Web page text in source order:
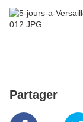
Partager